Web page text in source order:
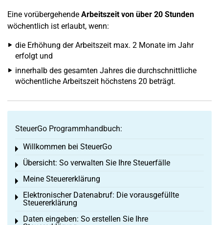
Eine vorübergehende Arbeitszeit von über 20 Stunden
wöchentlich ist erlaubt, wenn:
die Erhöhung der Arbeitszeit max. 2 Monate im Jahr
erfolgt und
innerhalb des gesamten Jahres die durchschnittliche
wöchentliche Arbeitszeit höchstens 20 beträgt.
SteuerGo Programmhandbuch:
Willkommen bei SteuerGo
Toggle menu
Übersicht: So verwalten Sie Ihre Steuerfälle
Toggle menu
Meine Steuererklärung
Toggle menu
Elektronischer Datenabruf: Die vorausgefüllte
Steuererklärung
Toggle menu
Daten eingeben: So erstellen Sie Ihre
Toggle menu